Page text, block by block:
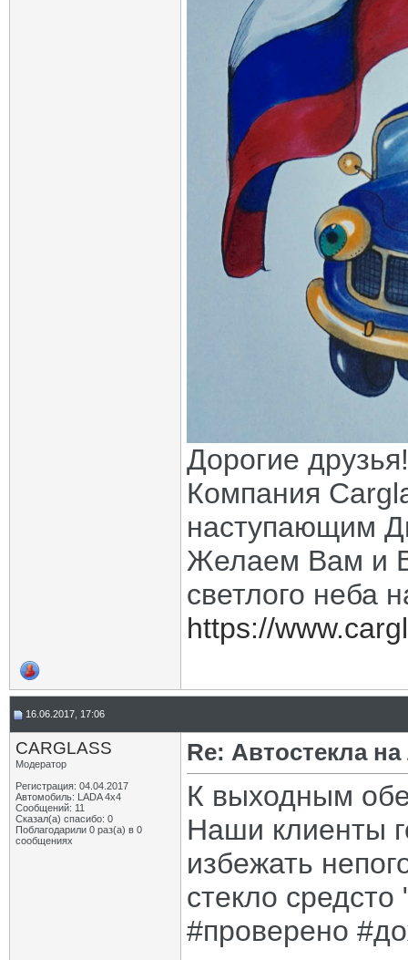
Дорогие друзья!
Компания
наступающим
Желаем Вам и
светлого неба
https://
16.06.2017, 17:06
CARGLASS
Модератор
Регистрация: 04.04.2017
Автомобиль: LADA 4x4
Сообщений: 11
Сказал(а) спасибо: 0
Поблагодарили 0 раз(а) в 0
сообщениях
Re: Автостекла
К выходным
Наши клиенты
избежать
стекло
#проверено